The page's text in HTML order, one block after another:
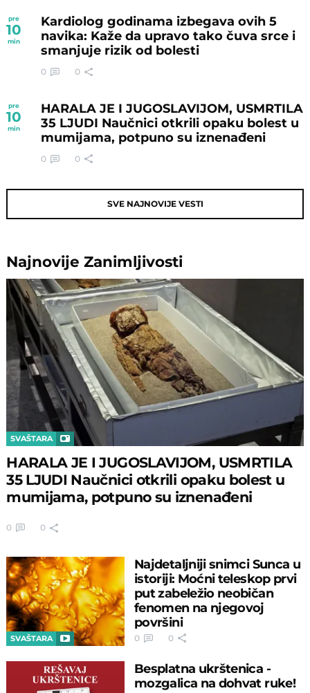
pre
10
min
Kardiolog godinama izbegava ovih 5
navika: Kaže da upravo tako čuva srce i
smanjuje rizik od bolesti
0 0
pre
10
min
HARALA JE I JUGOSLAVIJOM, USMRTILA
35 LJUDI Naučnici otkrili opaku bolest u
mumijama, potpuno su iznenađeni
0 0
SVE NAJNOVIJE VESTI
NajnovijeZanimljivosti
SVAŠTARA
HARALA JE I JUGOSLAVIJOM, USMRTILA
35 LJUDI Naučnici otkrili opaku bolest u
mumijama, potpuno su iznenađeni
0 0
SVAŠTARA
Najdetaljniji snimci Sunca u
istoriji: Moćni teleskop prvi
put zabeležio neobičan
fenomen na njegovoj
površini
0 0
Besplatna ukrštenica -
mozgalica na dohvat ruke!